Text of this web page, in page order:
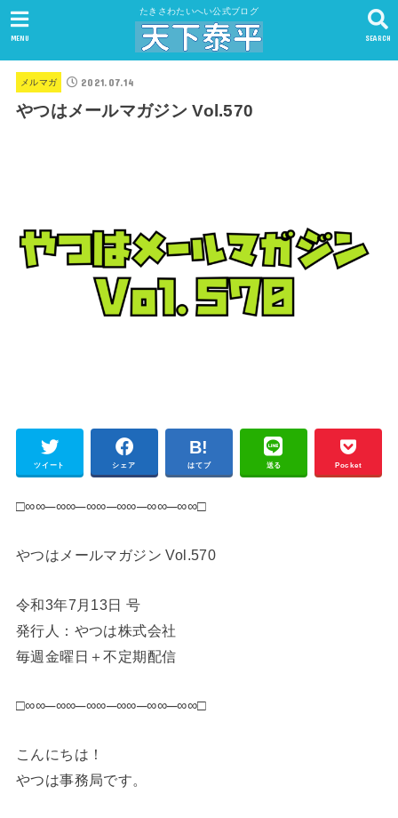
たきさわたいへい公式ブログ
SEARCH
MENU
メルマガ 2021.07.14
やつはメールマガジン Vol.570
ツイート シェア はてブ 送る Pocket
□∞∞─∞∞─∞∞─∞∞─∞∞─∞∞□
やつはメールマガジン Vol.570
令和3年7月13日 号
発行人：やつは株式会社
毎週金曜日＋不定期配信
□∞∞─∞∞─∞∞─∞∞─∞∞─∞∞□
こんにちは！
やつは事務局です。